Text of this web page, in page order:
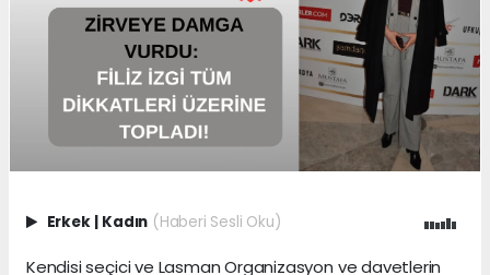
Erkek | Kadın (Haberi Sesli Oku)
Kendisi seçici ve Lasman Organizasyon ve davetlerin